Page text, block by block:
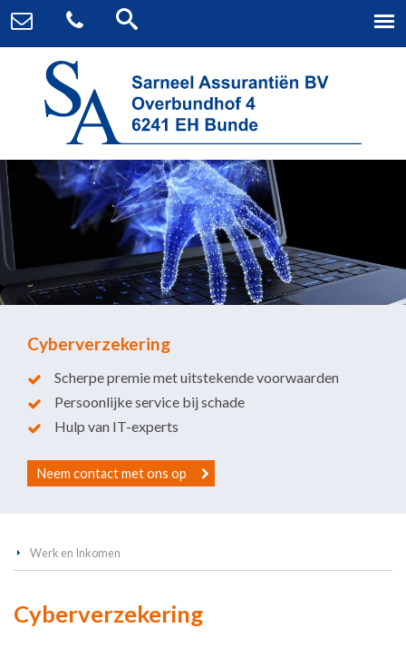
Cyberverzekering
Scherpe premie met uitstekende voorwaarden
Persoonlijke service bij schade
Hulp van IT-experts
Neem contact met ons op
Werk en Inkomen
Cyberverzekering